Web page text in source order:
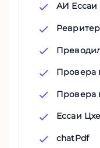
АИ Ессаи
Ревритер
Провера
Провера
Ессаи
chatPdf